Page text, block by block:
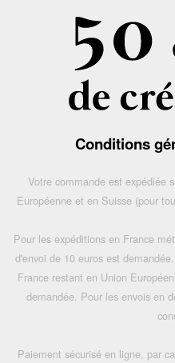
Conditions
Votre commande est expédiée
Européenne et en Suisse (pour
Pour les expéditions en France
d'envoi de 10 euros est
France restant en Union
demandée. Pour les envois en
Paiement sécurisé en ligne, par